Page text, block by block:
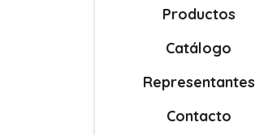
Productos
Catálogo
Representantes
Contacto